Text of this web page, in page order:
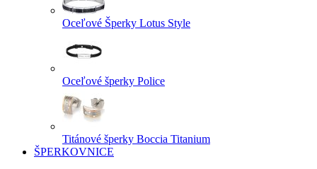
Oceľové Šperky Lotus Style
Oceľové šperky Police
Titánové šperky Boccia Titanium
ŠPERKOVNICE